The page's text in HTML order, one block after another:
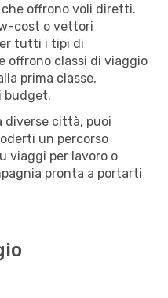
offrono voli diretti.
cost o vettori
tutti i tipi di
offrono classi di viaggio
prima classe,
budget.
diverse città, puoi
un percorso
viaggi per lavoro o
pronta a portarti